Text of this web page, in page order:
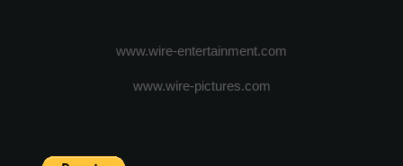
www.wire-entertainment.com
www.wire-pictures.com